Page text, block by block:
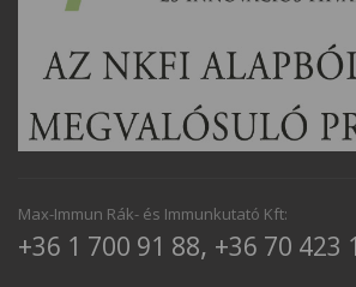
Max-Immun Rák- és Immunkutató Kft:
+36 1 700 91 88, +36 70 423